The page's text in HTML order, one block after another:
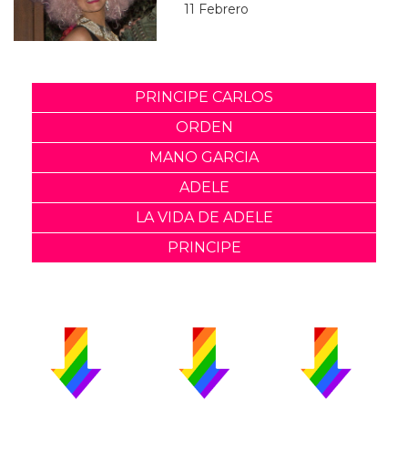
11 Febrero
PRINCIPE CARLOS
ORDEN
MANO GARCIA
ADELE
LA VIDA DE ADELE
PRINCIPE